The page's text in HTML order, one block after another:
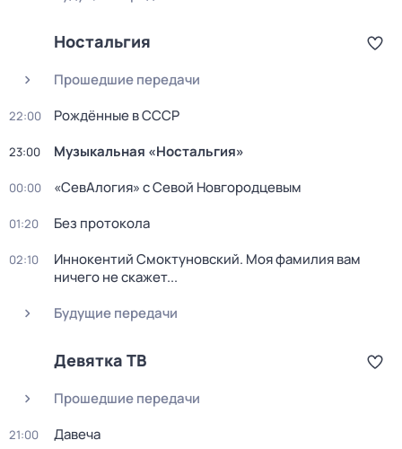
Ностальгия
Прошедшие передачи
22:00 Рождённые в СССР
23:00 Музыкальная «Ностальгия»
00:00 «СевАлогия» с Севой Новгородцевым
01:20 Без протокола
02:10
Иннокентий Смоктуновский. Моя фамилия вам
ничего не скажет...
Будущие передачи
Девятка ТВ
Прошедшие передачи
21:00 Давеча